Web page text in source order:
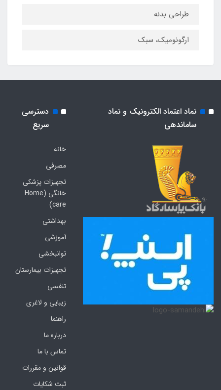
طراحی بدنه
ارگونومیک، سبک
نماد اعتماد الکترونیک و نماد
ساماندهی
دسترسی
سریع
خانه
مصرفی
تجهیزات پزشکی
خانگی (Home
care)
بهداشتی
آموزشی
توانبخشی
تجهیزات بیمارستان
تنفسی
زیبایی و لاغری
راهنما
درباره ما
تماس با ما
قوانین و مقررات
ثبت شکایات